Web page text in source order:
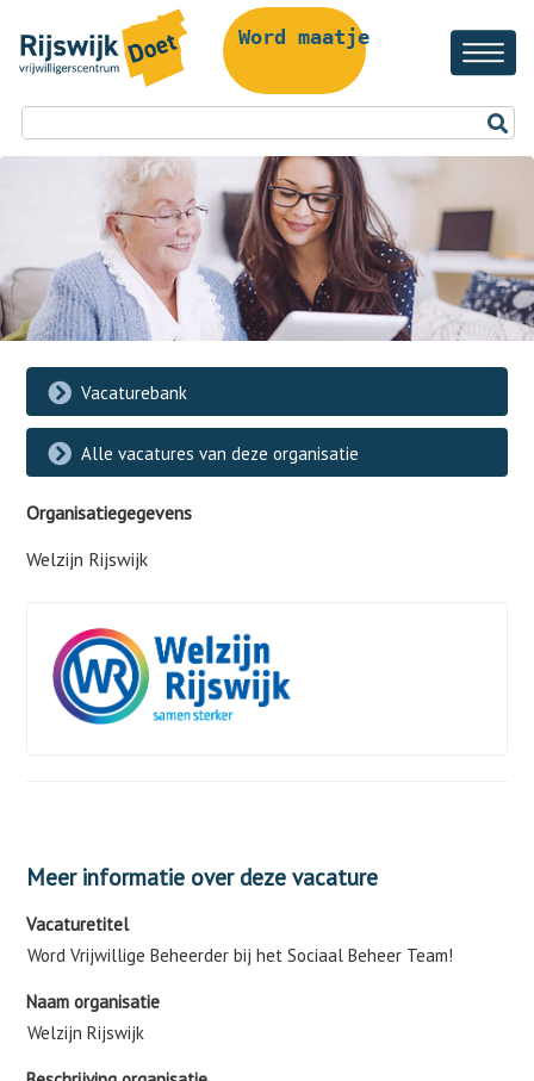
Word maatje!
Vacaturebank
Alle vacatures van deze organisatie
Organisatiegegevens
Welzijn Rijswijk
Meer informatie over deze vacature
Vacaturetitel
Word Vrijwillige Beheerder bij het Sociaal Beheer Team!
Naam organisatie
Welzijn Rijswijk